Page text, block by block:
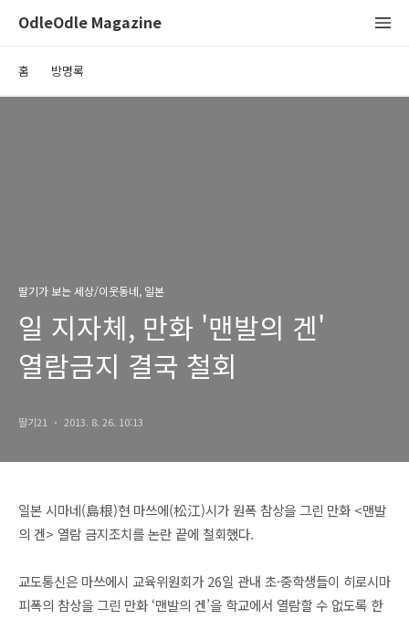
OdleOdle Magazine
홈 방명록
딸기가 보는 세상/이웃동네, 일본
일 지자체, 만화 '맨발의 겐'
열람금지 결국 철회
딸기21 2013. 8. 26. 10:13
일본 시마네(島根)현 마쓰에(松江)시가 원폭 참상을 그린 만화 <맨발
의 겐> 열람 금지조치를 논란 끝에 철회했다.
교도통신은 마쓰에시 교육위원회가 26일 관내 초·중학생들이 히로시마
피폭의 참상을 그린 만화 ‘맨발의 겐’을 학교에서 열람할 수 없도록 한